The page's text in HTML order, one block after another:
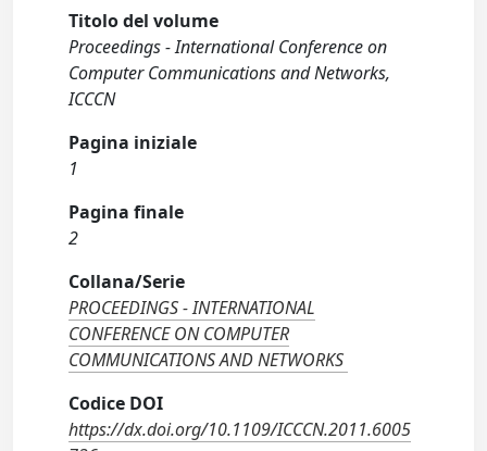
Titolo del volume
Proceedings - International Conference on
Computer Communications and Networks,
ICCCN
Pagina iniziale
1
Pagina finale
2
Collana/Serie
PROCEEDINGS - INTERNATIONAL
CONFERENCE ON COMPUTER
COMMUNICATIONS AND NETWORKS
Codice DOI
https://dx.doi.org/10.1109/ICCCN.2011.6005